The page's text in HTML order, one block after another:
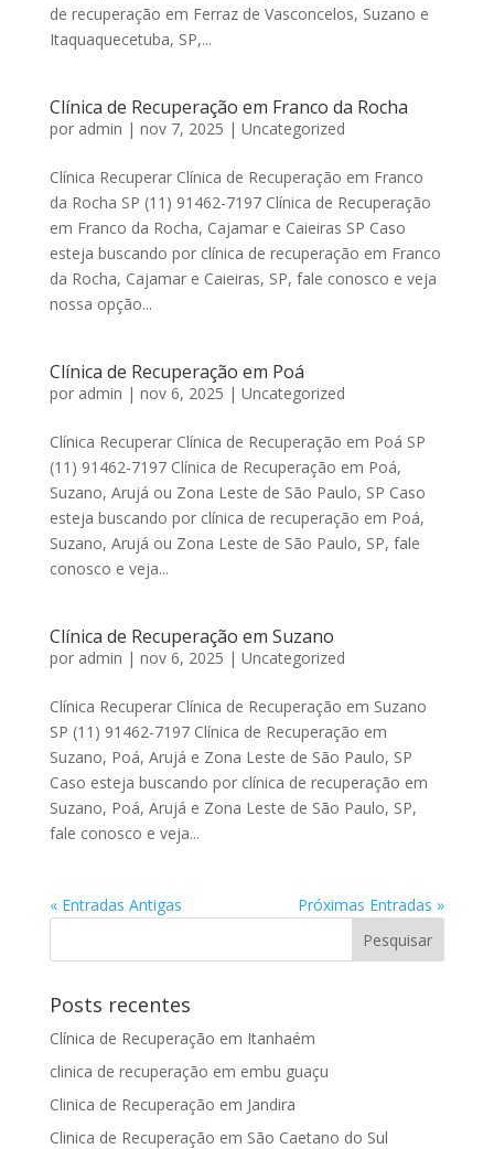
de recuperação em Ferraz de Vasconcelos, Suzano e
Itaquaquecetuba, SP,...
Clínica de Recuperação em Franco da Rocha
por admin | nov 7, 2025 | Uncategorized
Clínica Recuperar Clínica de Recuperação em Franco
da Rocha SP (11) 91462-7197 Clínica de Recuperação
em Franco da Rocha, Cajamar e Caieiras SP Caso
esteja buscando por clínica de recuperação em Franco
da Rocha, Cajamar e Caieiras, SP, fale conosco e veja
nossa opção...
Clínica de Recuperação em Poá
por admin | nov 6, 2025 | Uncategorized
Clínica Recuperar Clínica de Recuperação em Poá SP
(11) 91462-7197 Clínica de Recuperação em Poá,
Suzano, Arujá ou Zona Leste de São Paulo, SP Caso
esteja buscando por clínica de recuperação em Poá,
Suzano, Arujá ou Zona Leste de São Paulo, SP, fale
conosco e veja...
Clínica de Recuperação em Suzano
por admin | nov 6, 2025 | Uncategorized
Clínica Recuperar Clínica de Recuperação em Suzano
SP (11) 91462-7197 Clínica de Recuperação em
Suzano, Poá, Arujá e Zona Leste de São Paulo, SP
Caso esteja buscando por clínica de recuperação em
Suzano, Poá, Arujá e Zona Leste de São Paulo, SP,
fale conosco e veja...
« Entradas Antigas Próximas Entradas »
Posts recentes
Clínica de Recuperação em Itanhaém
clinica de recuperação em embu guaçu
Clinica de Recuperação em Jandira
Clinica de Recuperação em São Caetano do Sul